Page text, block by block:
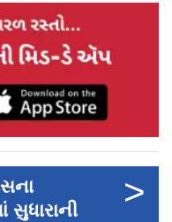
>